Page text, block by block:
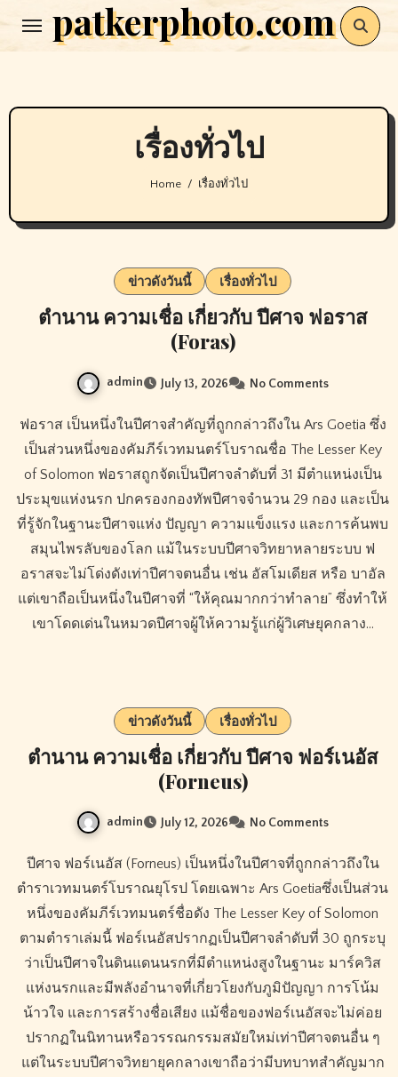
patkerphoto.com
เรื่องทั่วไป
Home เรื่องทั่วไป
ข่าวดังวันนี้ เรื่องทั่วไป
ตำนาน ความเชื่อ เกี่ยวกับ ปีศาจ ฟอราส
(Foras)
admin July 13, 2026 No Comments
ฟอราส เป็นหนึ่งในปีศาจสำคัญที่ถูกกล่าวถึงใน Ars Goetia ซึ่ง
เป็นส่วนหนึ่งของคัมภีร์เวทมนตร์โบราณชื่อ The Lesser Key
of Solomon ฟอราสถูกจัดเป็นปีศาจลำดับที่ 31 มีตำแหน่งเป็น
ประมุขแห่งนรก ปกครองกองทัพปีศาจจำนวน 29 กอง และเป็น
ที่รู้จักในฐานะปีศาจแห่ง ปัญญา ความแข็งแรง และการค้นพบ
สมุนไพรลับของโลก แม้ในระบบปีศาจวิทยาหลายระบบ ฟ
อราสจะไม่โด่งดังเท่าปีศาจตนอื่น เช่น อัสโมเดียส หรือ บาอัล
แต่เขาถือเป็นหนึ่งในปีศาจที่ “ให้คุณมากกว่าทำลาย” ซึ่งทำให้
เขาโดดเด่นในหมวดปีศาจผู้ให้ความรู้แก่ผู้วิเศษยุคกลาง…
ข่าวดังวันนี้ เรื่องทั่วไป
ตำนาน ความเชื่อ เกี่ยวกับ ปีศาจ ฟอร์เนอัส
(Forneus)
admin July 12, 2026 No Comments
ปีศาจ ฟอร์เนอัส (Forneus) เป็นหนึ่งในปีศาจที่ถูกกล่าวถึงใน
ตำราเวทมนตร์โบราณยุโรป โดยเฉพาะ Ars Goetiaซึ่งเป็นส่วน
หนึ่งของคัมภีร์เวทมนตร์ชื่อดัง The Lesser Key of Solomon
ตามตำราเล่มนี้ ฟอร์เนอัสปรากฏเป็นปีศาจลำดับที่ 30 ถูกระบุ
ว่าเป็นปีศาจในดินแดนนรกที่มีตำแหน่งสูงในฐานะ มาร์ควิส
แห่งนรกและมีพลังอำนาจที่เกี่ยวโยงกับภูมิปัญญา การโน้ม
น้าวใจ และการสร้างชื่อเสียง แม้ชื่อของฟอร์เนอัสจะไม่ค่อย
ปรากฏในนิทานหรือวรรณกรรมสมัยใหม่เท่าปีศาจตนอื่น ๆ
แต่ในระบบปีศาจวิทยายุคกลางเขาถือว่ามีบทบาทสำคัญมาก